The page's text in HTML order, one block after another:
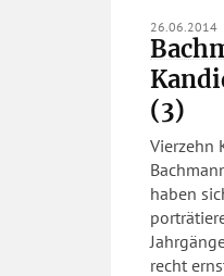
26.06.2014
(3)
Vierzehn
haben
recht